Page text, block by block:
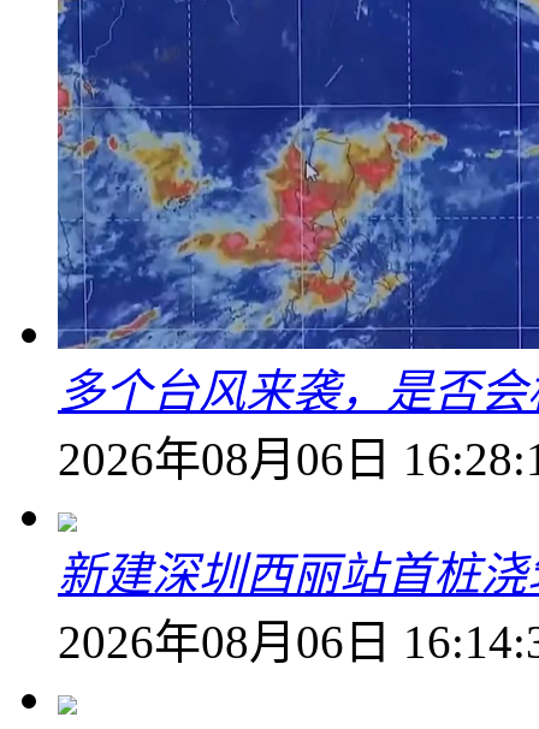
多个台风来袭，是否
2026年08月06日
新建深圳西丽站首桩
2026年08月06日